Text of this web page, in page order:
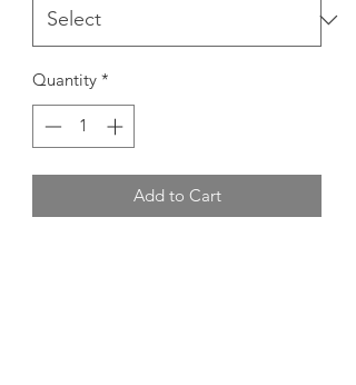
Quantity *
Add to Cart